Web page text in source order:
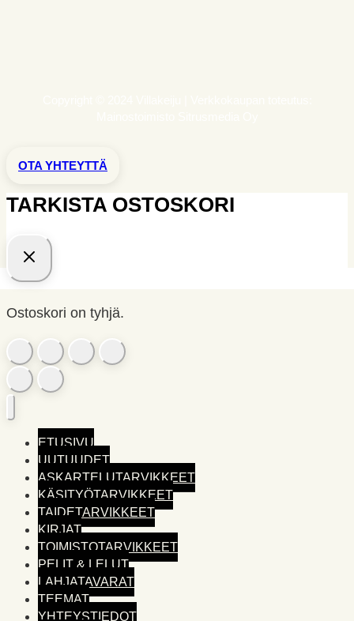
OTA YHTEYTTÄ
TARKISTA OSTOSKORI
Ostoskori on tyhjä.
ETUSIVU
UUTUUDET
ASKARTELUTARVIKKEET
KÄSITYÖTARVIKKEET
TAIDETARVIKKEET
KIRJAT
TOIMISTO­TARVIKKEET
PELIT & LELUT
LAHJATAVARAT
TEEMAT
YHTEYSTIEDOT